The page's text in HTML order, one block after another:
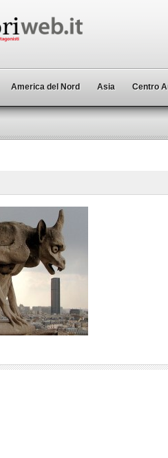
America del Nord Asia Centro